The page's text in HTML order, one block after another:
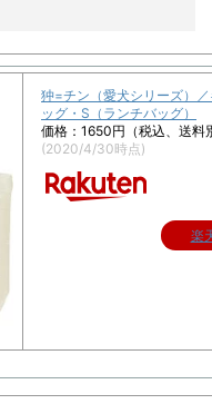
狆=チン（愛犬シリーズ）
ッグ・S（ランチバッグ）
価格：1650円（税込、送料
(2020/4/30時点)
楽